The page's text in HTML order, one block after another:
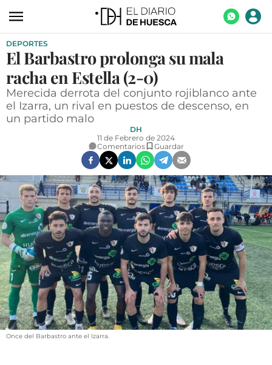
ACTUALIDAD
ECONOMÍA
TECNOLOGÍA
CULTURA
SOCIEDAD
OPINIÓN
GALERÍAS
VÍDEOS
CONTACTAR
FIESTAS EN EL ALTO ARAGÓN
FIESTAS DE SAN LORENZO
DEPORTES
El Barbastro prolonga su mala
racha en Estella (2-0)
Merecida derrota del conjunto rojiblanco ante
el Izarra, un rival en puestos de descenso, en
un partido malo
DH
11 de Febrero de 2024
Comentarios
Guardar
Once del Barbastro ante el Izarra.